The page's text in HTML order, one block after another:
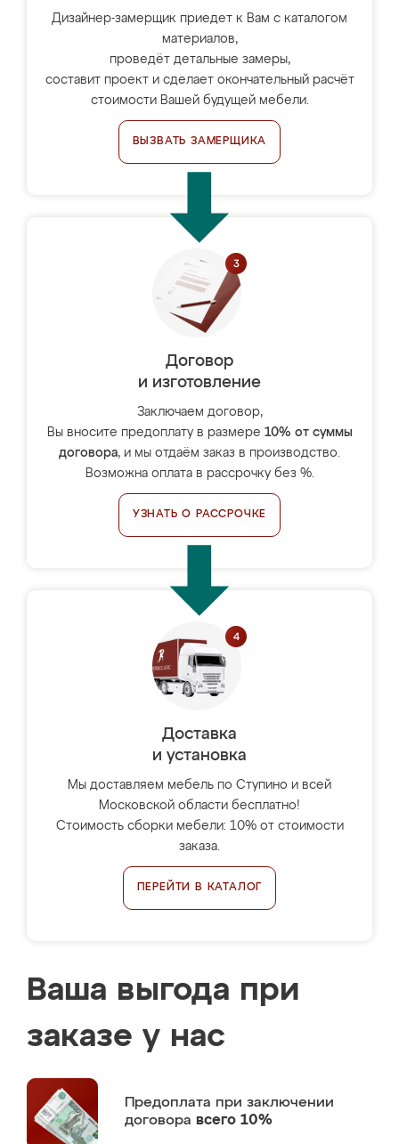
Дизайнер-замерщик приедет к Вам с каталогом
материалов,
проведёт детальные замеры,
составит проект и сделает окончательный расчёт
стоимости Вашей будущей мебели.
ВЫЗВАТЬ ЗАМЕРЩИКА
Договор
и изготовление
Заключаем договор,
Вы вносите предоплату в размере 10% от суммы
договора, и мы отдаём заказ в производство.
Возможна оплата в рассрочку без %.
УЗНАТЬ О РАССРОЧКЕ
Доставка
и установка
Мы доставляем мебель по Ступино и всей
Московской области бесплатно!
Стоимость сборки мебели: 10% от стоимости
заказа.
ПЕРЕЙТИ В КАТАЛОГ
Ваша выгода при
заказе у нас
Предоплата при заключении
договора всего 10%